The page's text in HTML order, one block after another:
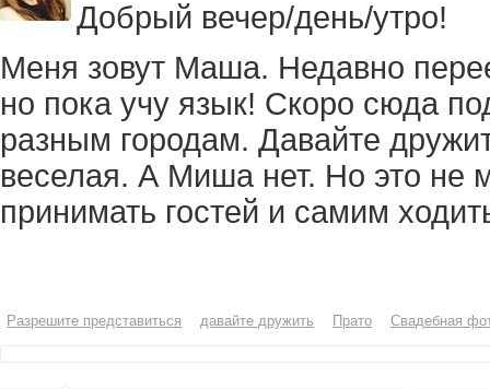
Добрый вечер/день/утро!
Меня зовут Маша. Недавно
но пока учу язык! Скоро сюда
разным городам. Давайте
веселая. А Миша нет. Но это не
принимать гостей и самим
Разрешите представиться давайте дружить Прато Свадебная